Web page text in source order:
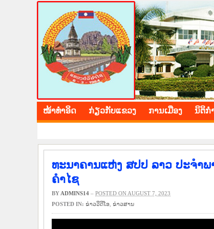
BOLIKHAMXAY
ໜ້າ​ທຳ​ອິດ ​ກ່ຽວ​ກັບ​ແຂວງ ​ການ​ເມືອງ ນິ​ຕິ​ກ
ທະນາຄານແຫ່ງ ສປປ ລາວ ປະຈຳ
ຄຳໄຊ
BY ADMINS14 – POSTED ON AUGUST 7, 2023
POSTED IN: ຂ່າວ​ວີ​ດີ​ໂອ ​ຂ່າວ​ສານ